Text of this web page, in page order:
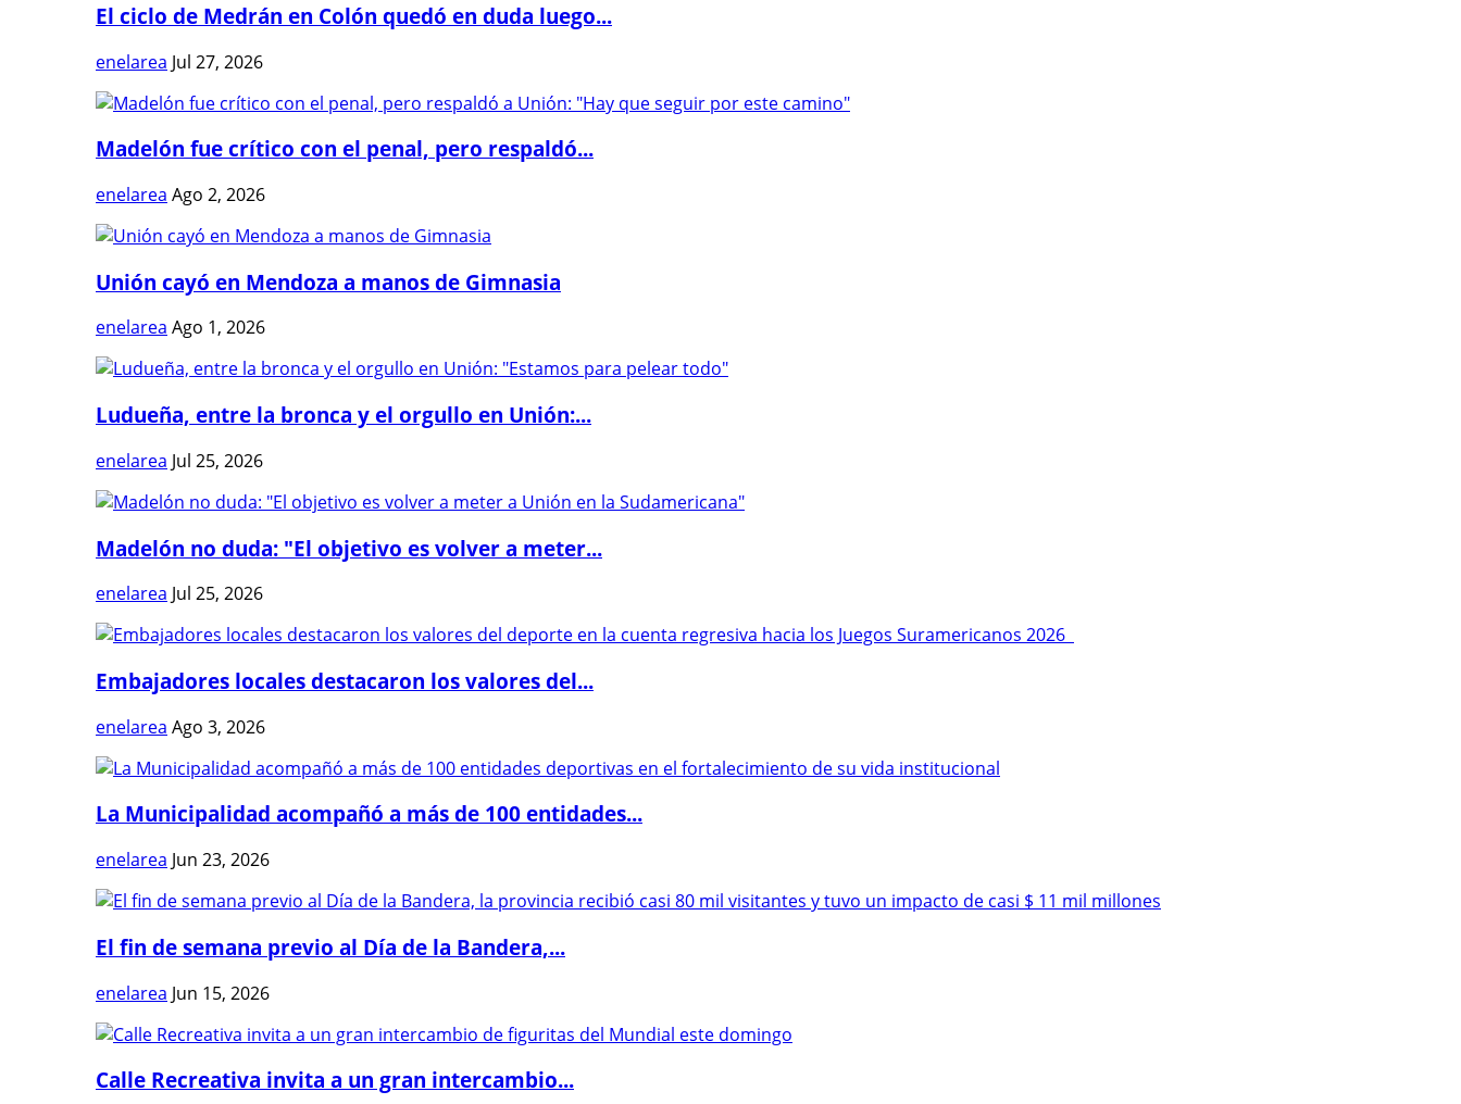
El ciclo de Medrán en Colón quedó en duda luego...
enelarea Jul 27, 2026
Madelón fue crítico con el penal, pero respaldó...
enelarea Ago 2, 2026
Unión cayó en Mendoza a manos de Gimnasia
enelarea Ago 1, 2026
Ludueña, entre la bronca y el orgullo en Unión:...
enelarea Jul 25, 2026
Madelón no duda: "El objetivo es volver a meter...
enelarea Jul 25, 2026
Embajadores locales destacaron los valores del...
enelarea Ago 3, 2026
La Municipalidad acompañó a más de 100 entidades...
enelarea Jun 23, 2026
El fin de semana previo al Día de la Bandera,...
enelarea Jun 15, 2026
Calle Recreativa invita a un gran intercambio...